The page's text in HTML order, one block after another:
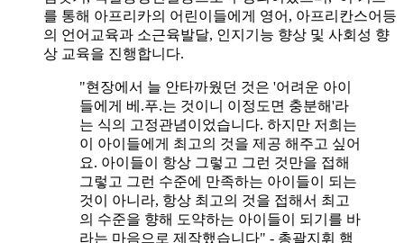
를 통해 아프리카의 어린이들에게 영어, 아프리칸스어등
의 언어교육과 소근육발달, 인지기능 향상 및 사회성 향
상 교육을 진행합니다.
"현장에서 늘 안타까웠던 것은 '어려운 아이
들에게 베.푸.는 것이니 이정도면 충분해'라
는 식의 고정관념이었습니다. 하지만 저희는
이 아이들에게 최고의 것을 제공 해주고 싶어
요. 아이들이 항상 그렇고 그런 것만을 접해
그렇고 그런 수준에 만족하는 아이들이 되는
것이 아니라, 항상 최고의 것을 접해서 최고
의 수준을 향해 도약하는 아이들이 되기를 바
라는 마음으로 제작했습니다" - 총괄지휘 햄